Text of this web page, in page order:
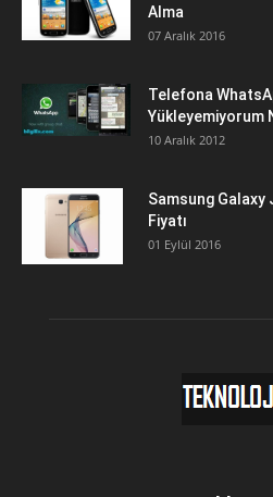
Alma
07 Aralık 2016
Telefona
Yükleyemiyorum
10 Aralık 2012
Samsung Galaxy
Fiyatı
01 Eylül 2016